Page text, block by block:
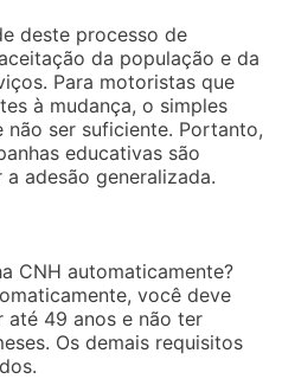
deste processo de
da população e da
Para motoristas que
à mudança, o simples
ser suficiente. Portanto,
educativas são
adesão generalizada.
CNH automaticamente?
você deve
até 49 anos e não ter
Os demais requisitos